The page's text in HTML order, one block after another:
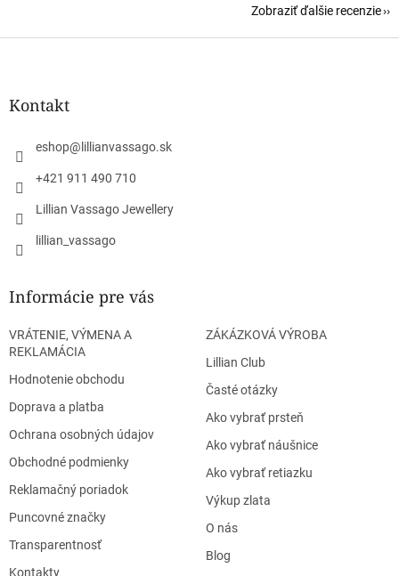
Zobraziť ďalšie recenzie
Z
Kontakt
eshop@ lillianvassago.sk
+421 911 490 710
Lillian Vassago Jewellery
lillian_vassago
Informácie pre vás
VRÁTENIE, VÝMENA A
REKLAMÁCIA
Hodnotenie obchodu
Doprava a platba
Ochrana osobných údajov
Obchodné podmienky
Reklamačný poriadok
Puncovné značky
Transparentnosť
Kontakty
ZÁKÁZKOVÁ VÝROBA
Lillian Club
Časté otázky
Ako vybrať prsteň
Ako vybrať náušnice
Ako vybrať retiazku
Výkup zlata
O nás
Blog